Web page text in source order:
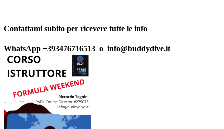
Contattami subito per ricevere tutte le info
WhatsApp +393476716513 o info@buddydive.it